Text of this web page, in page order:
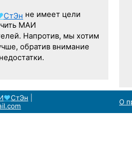
СтЭн не имеет цели
МАИ
Напротив, мы хотим
обратив внимание
♥СтЭн О